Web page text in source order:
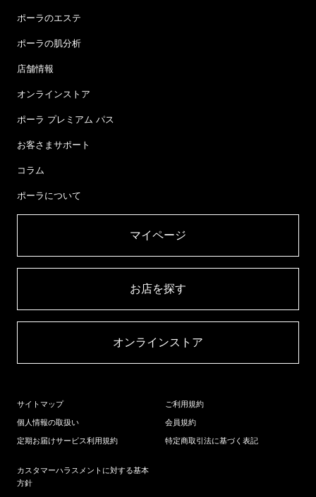
ポーラのエステ
ポーラの肌分析
店舗情報
オンラインストア
ポーラ プレミアム パス
お客さまサポート
コラム
ポーラについて
マイページ​
お店を探す​
オンラインストア​
サイトマップ
個人情報の取扱い
定期お届けサービス利用規約
ご利用規約
会員規約
特定商取引法に基づく表記
カスタマーハラスメントに対する基本
方針